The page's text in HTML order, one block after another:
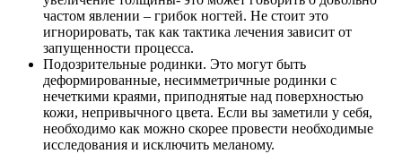
частом явлении – грибок ногтей. Не стоит это
игнорировать, так как тактика лечения зависит от
запущенности процесса.
Подозрительные родинки. Это могут быть
деформированные, несимметричные родинки с
нечеткими краями, приподнятые над поверхностью
кожи, непривычного цвета. Если вы заметили у себя,
необходимо как можно скорее провести необходимые
исследования и исключить меланому.